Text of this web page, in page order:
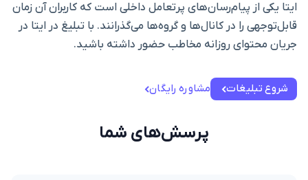
ایتا یکی از پیام‌رسان‌های پرتعامل داخلی است که کاربران آن زمان
قابل‌توجهی را در کانال‌ها و گروه‌ها می‌گذرانند. با تبلیغ در ایتا در
جریان محتوای روزانه مخاطب حضور داشته باشید.
شروع تبلیغات مشاوره رایگان
پرسش‌های شما